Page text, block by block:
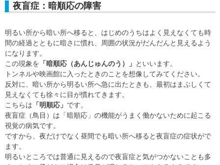
夜盲症：暗順応の障害
明るい所から暗い所へ移ると、はじめのうちはよく見えなくても時
間の経過とともに暗さに慣れ、周囲の状況がだんだんと見えるよう
になります。
この現象を 「暗順応（あんじゅんのう）」 といいます。
トンネルや映画館に入ったときのことを想像してみてください。
反対に、暗い所から明るい所へ急に出たときも、最初はまぶしくて
見えなくても徐々に目が慣れてきます。
こちらは 「明順応」 です。
夜盲症（鳥目）は「暗順応」の機能がうまく働かないために起こる
視覚の病気です。
ですから、夜だけでなく昼間でも暗い所へ移ると夜盲症の症状がで
ます。
明るいところでは普通に見えるので夜盲症と気がつかないことも多